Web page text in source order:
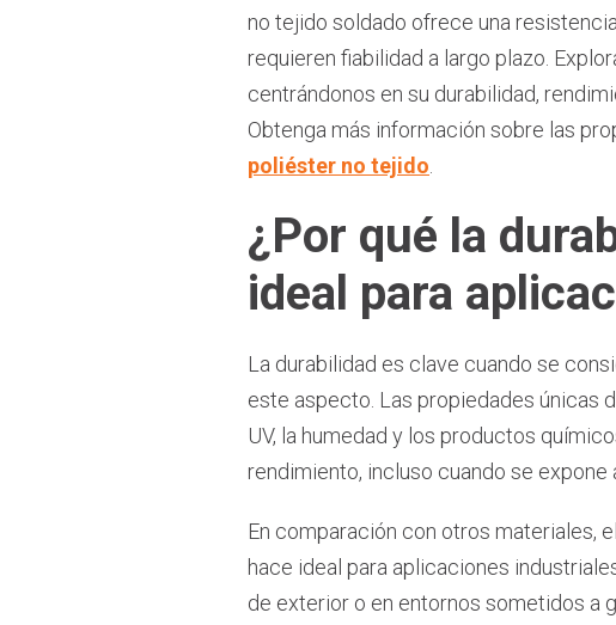
no tejido soldado ofrece una
requieren fiabilidad a largo plazo.
centrándonos en su durabilidad,
Obtenga más información sobre las
poliéster no tejido
¿Por qué la
ideal para
La durabilidad es clave cuando se
este aspecto. Las propiedades únicas
UV, la humedad y los productos
rendimiento, incluso cuando se
En comparación con otros materiales,
hace ideal para aplicaciones
de exterior o en entornos sometidos a